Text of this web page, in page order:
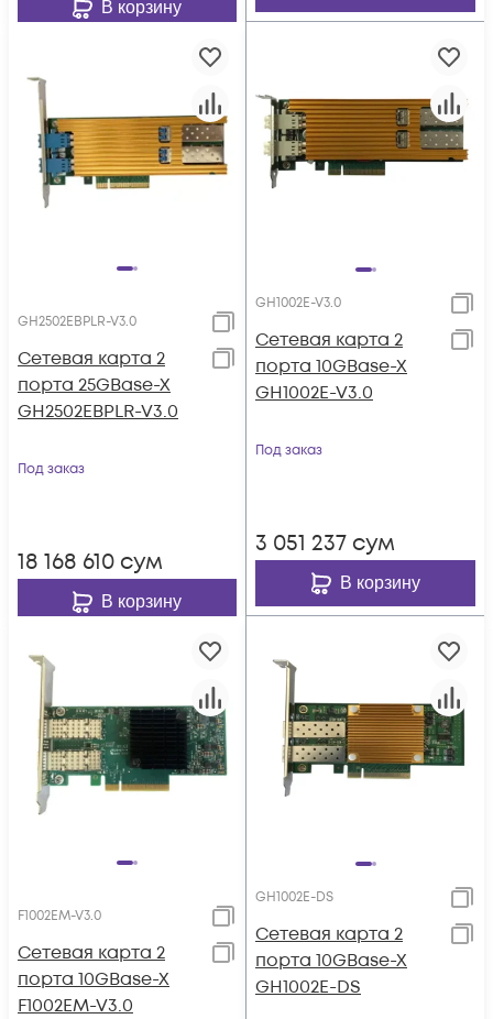
В корзину
GH2502EBPLR-V3.0
Сетевая карта 2
порта 25GBase-X
GH2502EBPLR-V3.0
Под заказ
18 168 610 сум
В корзину
GH1002E-V3.0
Сетевая карта 2
порта 10GBase-X
GH1002E-V3.0
Под заказ
3 051 237 сум
В корзину
F1002EM-V3.0
Сетевая карта 2
порта 10GBase-X
F1002EM-V3.0
GH1002E-DS
Сетевая карта 2
порта 10GBase-X
GH1002E-DS